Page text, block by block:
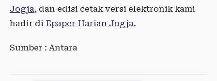
Jogja, dan edisi cetak versi elektronik kami
hadir di Epaper Harian Jogja.
Sumber : Antara